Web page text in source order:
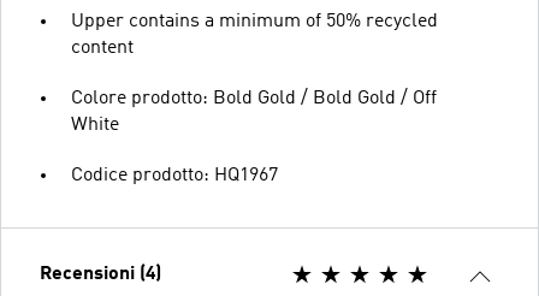
Upper contains a minimum of 50% recycled
content
Colore prodotto: Bold Gold / Bold Gold / Off
White
Codice prodotto: HQ1967
Recensioni (4)